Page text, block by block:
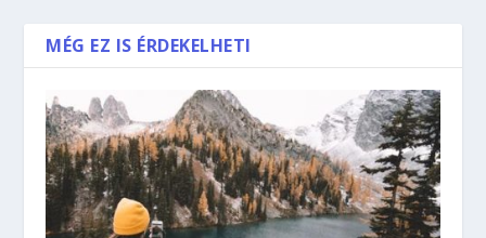
MÉG EZ IS ÉRDEKELHETI